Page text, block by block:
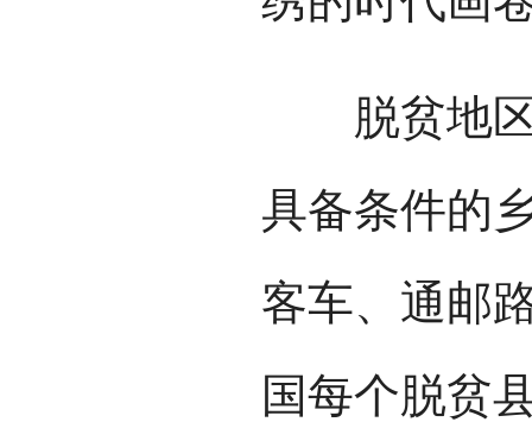
脱贫地区
具备条件的
客车、通邮
国每个脱贫